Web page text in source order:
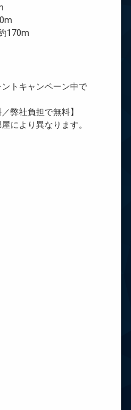
170m
ト キャンペーン中で
弊社負担で無料】
により異なります。